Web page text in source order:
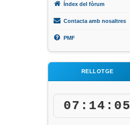
Índex del fòrum
Contacta amb nosaltres
PMF
RELLOTGE
07:14:05